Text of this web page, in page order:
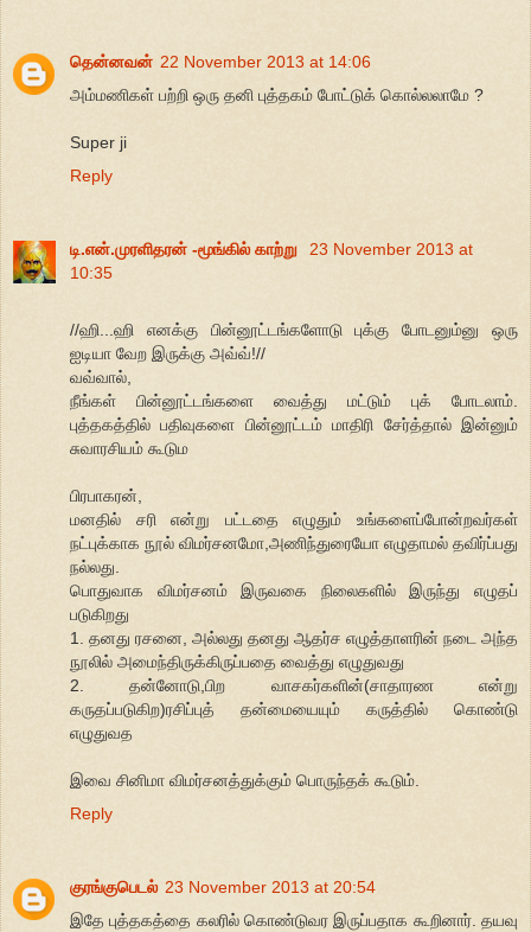
தென்னவன் 22 November 2013 at 14:06
அம்மணிகள் பற்றி ஒரு தனி புத்தகம் போட்டுக் கொல்லலாமே ?
Super ji
Reply
டி.என்.முரளிதரன் -மூங்கில் காற்று
23 November 2013 at
10:35
//ஹி...ஹி எனக்கு பின்னூட்டங்களோடு புக்கு போடனும்னு ஒரு
ஐடியா வேற இருக்கு அவ்வ்!//
வவ்வால்,
நீங்கள் பின்னூட்டங்களை வைத்து மட்டும் புக் போடலாம்.
புத்தகத்தில் பதிவுகளை பின்னூட்டம் மாதிரி சேர்த்தால் இன்னும்
சுவாரசியம் கூடும
பிரபாகரன்,
மனதில் சரி என்று பட்டதை எழுதும் உங்களைப்போன்றவர்கள்
நட்புக்காக நூல் விமர்சனமோ,அணிந்துரையோ எழுதாமல் தவிர்ப்பது
நல்லது.
பொதுவாக விமர்சனம் இருவகை நிலைகளில் இருந்து எழுதப்
படுகிறது
1. தனது ரசனை, அல்லது தனது ஆதர்ச எழுத்தாளரின் நடை அந்த
நூலில் அமைந்திருக்கிருப்பதை வைத்து எழுதுவது
2. தன்னோடு,பிற வாசகர்களின்(சாதாரண என்று
கருதப்படுகிற)ரசிப்புத் தன்மையையும் கருத்தில் கொண்டு
எழுதுவத
இவை சினிமா விமர்சனத்துக்கும் பொருந்தக் கூடும்.
Reply
குரங்குபெடல் 23 November 2013 at 20:54
இதே புத்தகத்தை கலரில் கொண்டுவர இருப்பதாக கூறினார். தயவு